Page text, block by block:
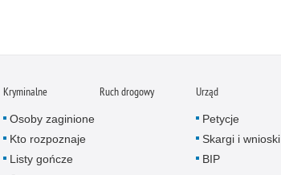
Kryminalne
Osoby zaginione
Kto rozpoznaje
Listy gończe
Ruch drogowy Urząd
Petycje
Skargi i wnioski
BIP